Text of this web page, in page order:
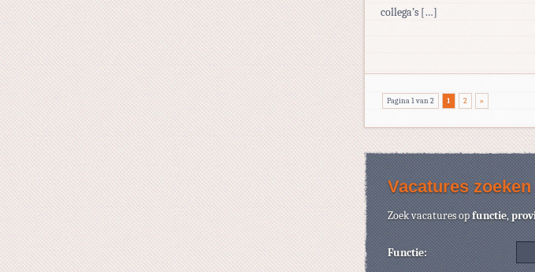
collega’s […]
Pagina 1 van 2 1 2 »
Vacatures
Zoek vacatures opfunctie,
Functie: